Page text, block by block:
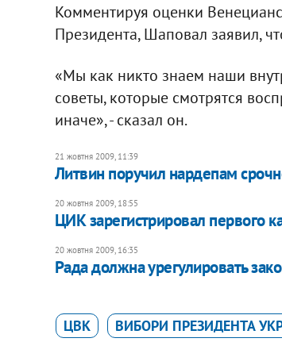
Комментируя оценки
Президента, Шаповал заявил,
«Мы как никто знаем наши
советы, которые смотрятся
иначе», - сказал он.
21 жовтня 2009, 11:39
Литвин поручил нардепам
20 жовтня 2009, 18:55
ЦИК зарегистрировал первого
20 жовтня 2009, 16:35
Рада должна урегулировать
ЦВК ВИБОРИ ПРЕЗИДЕНТА